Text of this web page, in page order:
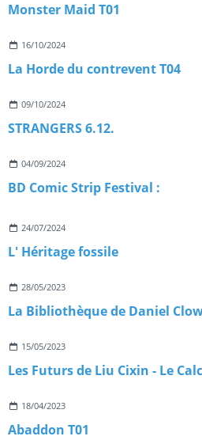
Monster Maid T01
16/10/2024
La Horde du contrevent T04
09/10/2024
STRANGERS 6.12.
04/09/2024
BD Comic Strip Festival :
24/07/2024
L' Héritage fossile
28/05/2023
La Bibliothèque de Daniel
15/05/2023
Les Futurs de Liu Cixin - Le
18/04/2023
Abaddon T01